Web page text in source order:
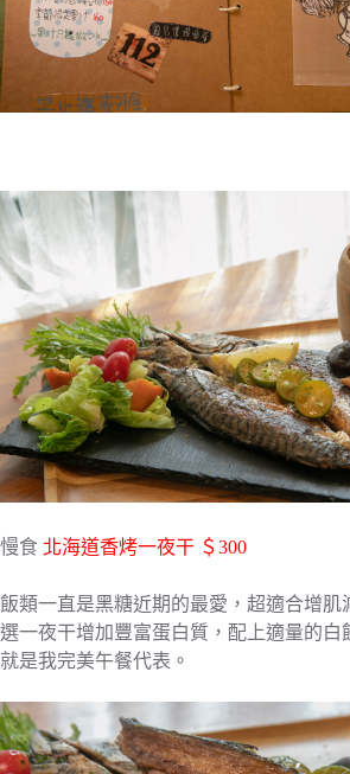
慢食 北海道香烤一夜干 ＄300
飯類一直是黑糖近期的最愛，超適合增肌
選一夜干增加豐富蛋白質，配上適量的白
就是我完美午餐代表。